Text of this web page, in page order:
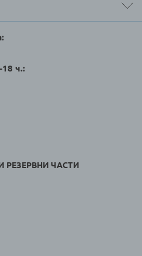
ч.:
ЧАСТИ